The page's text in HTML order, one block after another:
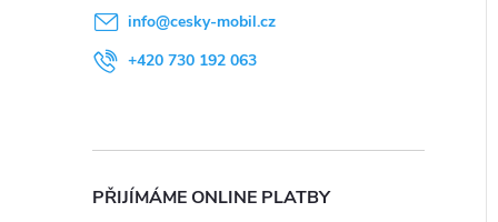
info@cesky-mobil.cz
+420 730 192 063
PŘIJÍMÁME ONLINE PLATBY